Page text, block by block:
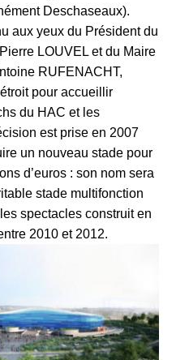
Deschaseaux).
aux yeux du Président du
LOUVEL et du Maire
RUFENACHT,
pour accueillir
du HAC et les
est prise en 2007
un nouveau stade pour
d’euros : son nom sera
stade multifonction
spectacles construit en
2010 et 2012.